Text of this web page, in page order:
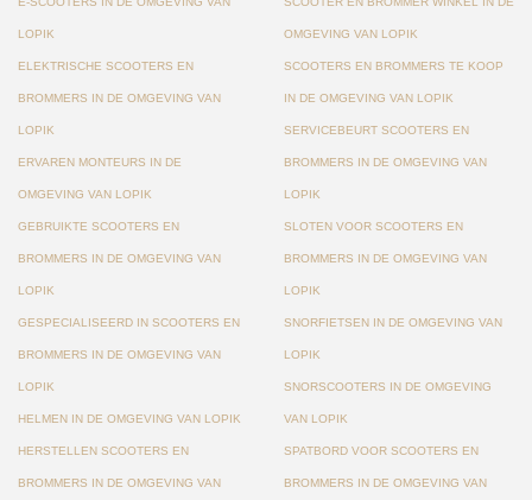
LOPIK
ELEKTRISCHE SCOOTERS EN
BROMMERS IN DE OMGEVING VAN
LOPIK
ERVAREN MONTEURS IN DE
OMGEVING VAN LOPIK
GEBRUIKTE SCOOTERS EN
BROMMERS IN DE OMGEVING VAN
LOPIK
GESPECIALISEERD IN SCOOTERS EN
BROMMERS IN DE OMGEVING VAN
LOPIK
HELMEN IN DE OMGEVING VAN LOPIK
HERSTELLEN SCOOTERS EN
BROMMERS IN DE OMGEVING VAN
OMGEVING VAN LOPIK
SCOOTERS EN BROMMERS TE KOOP
IN DE OMGEVING VAN LOPIK
SERVICEBEURT SCOOTERS EN
BROMMERS IN DE OMGEVING VAN
LOPIK
SLOTEN VOOR SCOOTERS EN
BROMMERS IN DE OMGEVING VAN
LOPIK
SNORFIETSEN IN DE OMGEVING VAN
LOPIK
SNORSCOOTERS IN DE OMGEVING
VAN LOPIK
SPATBORD VOOR SCOOTERS EN
BROMMERS IN DE OMGEVING VAN